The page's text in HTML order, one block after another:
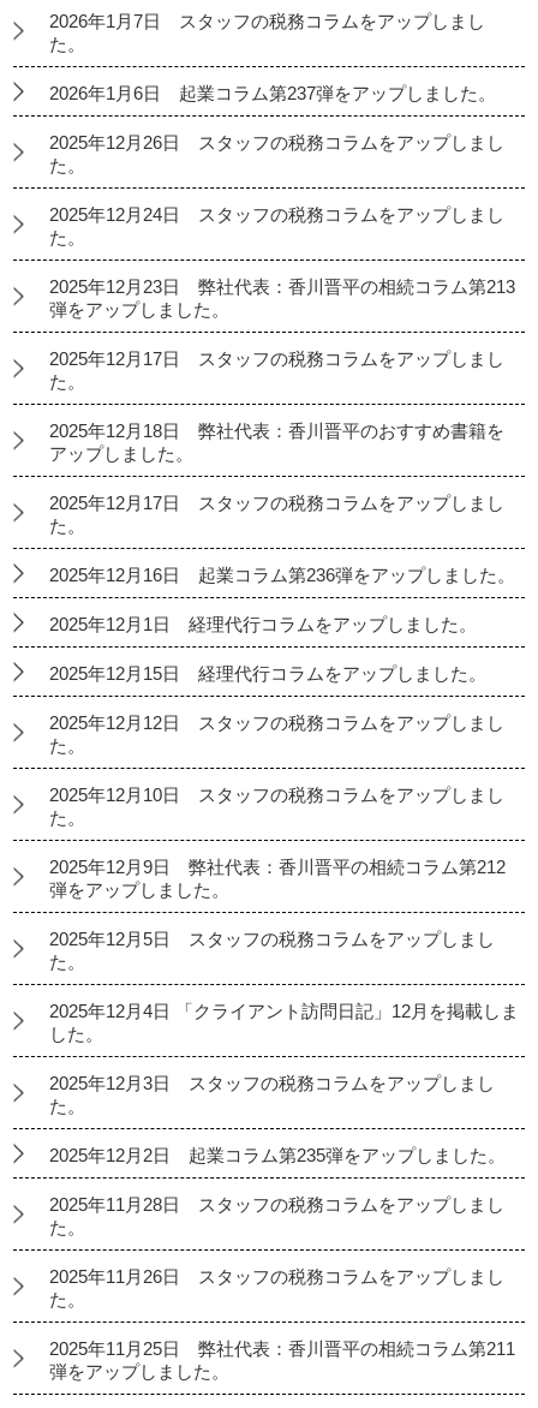
2026年1月7日 スタッフの税務コラムをアップしまし
た。
2026年1月6日 起業コラム第237弾をアップしました。
2025年12月26日 スタッフの税務コラムをアップしまし
た。
2025年12月24日 スタッフの税務コラムをアップしまし
た。
2025年12月23日 弊社代表：香川晋平の相続コラム第213
弾をアップしました。
2025年12月17日 スタッフの税務コラムをアップしまし
た。
2025年12月18日 弊社代表：香川晋平のおすすめ書籍を
アップしました。
2025年12月17日 スタッフの税務コラムをアップしまし
た。
2025年12月16日 起業コラム第236弾をアップしました。
2025年12月1日 経理代行コラムをアップしました。
2025年12月15日 経理代行コラムをアップしました。
2025年12月12日 スタッフの税務コラムをアップしまし
た。
2025年12月10日 スタッフの税務コラムをアップしまし
た。
2025年12月9日 弊社代表：香川晋平の相続コラム第212
弾をアップしました。
2025年12月5日 スタッフの税務コラムをアップしまし
た。
2025年12月4日 「クライアント訪問日記」12月を掲載しま
した。
2025年12月3日 スタッフの税務コラムをアップしまし
た。
2025年12月2日 起業コラム第235弾をアップしました。
2025年11月28日 スタッフの税務コラムをアップしまし
た。
2025年11月26日 スタッフの税務コラムをアップしまし
た。
2025年11月25日 弊社代表：香川晋平の相続コラム第211
弾をアップしました。